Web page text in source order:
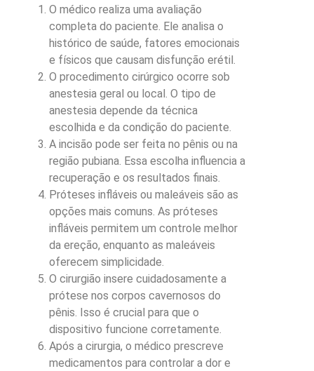
O médico realiza uma avaliação
completa do paciente. Ele analisa o
histórico de saúde, fatores emocionais
e físicos que causam disfunção erétil.
O procedimento cirúrgico ocorre sob
anestesia geral ou local. O tipo de
anestesia depende da técnica
escolhida e da condição do paciente.
A incisão pode ser feita no pênis ou na
região pubiana. Essa escolha influencia a
recuperação e os resultados finais.
Próteses infláveis ou maleáveis são as
opções mais comuns. As próteses
infláveis permitem um controle melhor
da ereção, enquanto as maleáveis
oferecem simplicidade.
O cirurgião insere cuidadosamente a
prótese nos corpos cavernosos do
pênis. Isso é crucial para que o
dispositivo funcione corretamente.
Após a cirurgia, o médico prescreve
medicamentos para controlar a dor e